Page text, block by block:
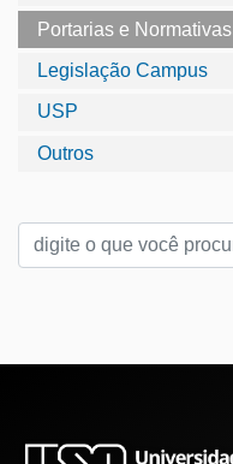
Portarias e Normativas
Legislação Campus
USP
Outros